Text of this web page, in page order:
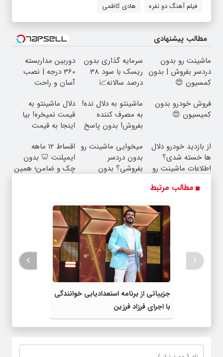
فیلم آهنگ دو نفره
هادی کاظمی
مطالب پیشنهادی
ماشینت رو بدون
دردسر بفروش | بدون
کمسیون 😍
سرمایه گذاری بدون
ریسک با سود 38
درصد سالانه📈
دوربین مداربسته
360 درجه | نصب
آسان و راحت
فروش خودرو بدون
کمیسیون 😍
ماشینتو به دلال نده!
به مصرف کننده
بفروش! بدون پاسخ
دلال ماشینتو به
قیمت نمیخره! بیا
اینجا به قیمت
واقعی*
از بازدید خودرو دلال
ها خسته شدی؟
اطلاعات ماشینت رو
میخوایی ماشینت رو
بدون دردسر
بفروشی؟ بدون
اقساط ۱۲ ماهه
ایمپلنت 🦷 بدون
چک و ضامن؛ همین
مطالب مرتبط
جزییاتی از برنامه استعدادیابی خوانندگی
با اجرای فرزاد فرزین
‹
›